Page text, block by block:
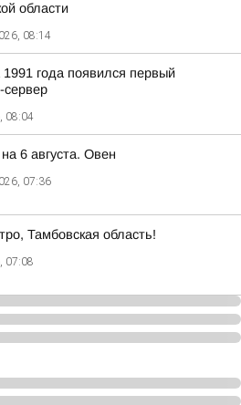
области
08:14
1991 года появился первый
сервер
08:04
на 6 августа. Овен
07:36
Тамбовская область!
07:08